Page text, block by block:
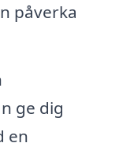
påverka
ge dig
en